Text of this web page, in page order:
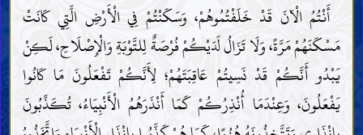
أَنْتُمُ الْآنَ قَدْ خَلَفْتُمُوهُمْ، وَسَكَنْتُمْ فِي الْأَرْضِ الَّتِي كَانَتْ
مَسْكَنَهُمْ مَرَّةً، وَلَا تَزَالُ لَدَيْكُمْ فُرْصَةٌ لِلتَّوْبَةِ وَالْإِصْلَاحِ، لَكِنْ
يَبْدُو أَنَّكُمْ قَدْ نَسِيتُمْ عَاقِبَتَهُمْ؛ لِأَنَّكُمْ تَفْعَلُونَ مَا كَانُوا
يَفْعَلُونَ، وَعِنْدَمَا أُنْذِرُكُمْ كَمَا أَنْذَرَهُمُ الْأَنْبِيَاءُ، تُكَذِّبُونَ